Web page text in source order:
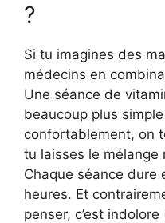
?
Si tu imagines des
médecins en
Une séance de
beaucoup plus
confortablement, on
tu laisses le mélange
Chaque séance dure
heures. Et
penser, c’est